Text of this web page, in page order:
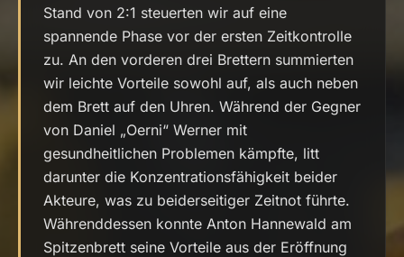
Stand von 2:1 steuerten wir auf eine
spannende Phase vor der ersten Zeitkontrolle
zu. An den vorderen drei Brettern summierten
wir leichte Vorteile sowohl auf, als auch neben
dem Brett auf den Uhren. Während der Gegner
von Daniel „Oerni“ Werner mit
gesundheitlichen Problemen kämpfte, litt
darunter die Konzentrationsfähigkeit beider
Akteure, was zu beiderseitiger Zeitnot führte.
Währenddessen konnte Anton Hannewald am
Spitzenbrett seine Vorteile aus der Eröffnung